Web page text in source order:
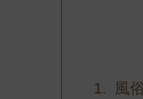
風